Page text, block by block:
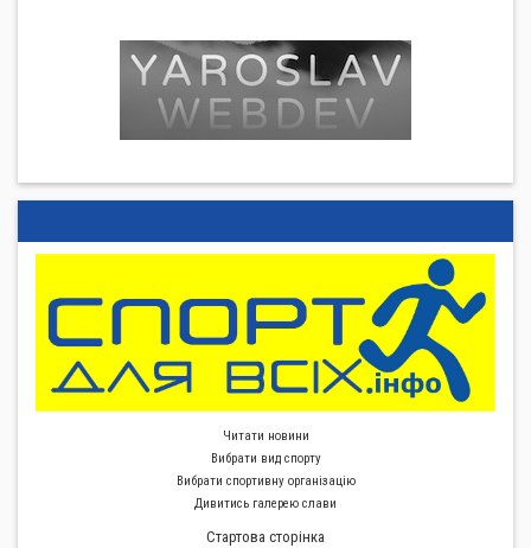
Читати новини
Вибрати вид спорту
Вибрати спортивну органiзацiю
Дивитись галерею слави
Стартова сторiнка